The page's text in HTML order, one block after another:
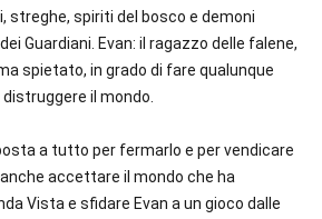
streghe, spiriti del bosco e demoni
Guardiani. Evan: il ragazzo delle falene,
spietato, in grado di fare qualunque
il mondo.
a tutto per fermarlo e per vendicare
accettare il mondo che ha
Vista e sfidare Evan a un gioco dalle